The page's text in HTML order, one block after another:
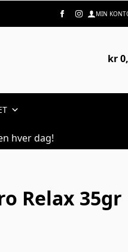
MIN
kr
hver dag!
Relax 35gr